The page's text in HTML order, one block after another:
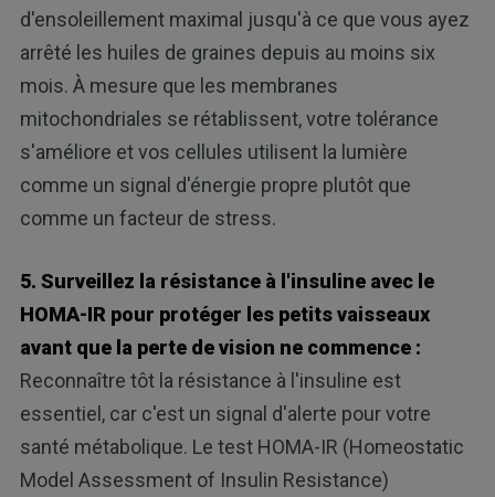
d'ensoleillement maximal jusqu'à ce que vous ayez
arrêté les huiles de graines depuis au moins six
mois. À mesure que les membranes
mitochondriales se rétablissent, votre tolérance
s'améliore et vos cellules utilisent la lumière
comme un signal d'énergie propre plutôt que
comme un facteur de stress.
5. Surveillez la résistance à l'insuline avec le
HOMA-IR pour protéger les petits vaisseaux
avant que la perte de vision ne commence :
Reconnaître tôt la résistance à l'insuline est
essentiel, car c'est un signal d'alerte pour votre
santé métabolique. Le test HOMA-IR (Homeostatic
Model Assessment of Insulin Resistance)